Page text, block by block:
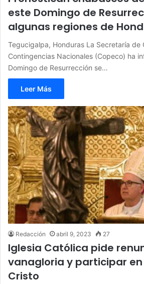
este Domingo de
algunas regiones de
Tegucigalpa, Honduras La Secretaría de
Contingencias Nacionales (Copeco) ha
Domingo de Resurrección se…
Leer Más
Redacción abril 9, 2023 27
Iglesia Católica pide
vanagloria y participar
Cristo